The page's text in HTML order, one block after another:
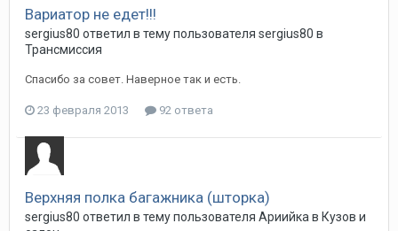
Вариатор не едет!!!
sergius80 ответил в тему пользователя sergius80 в
Трансмиссия
Спасибо за совет. Наверное так и есть.
23 февраля 2013 92 ответа
Верхняя полка багажника (шторка)
sergius80 ответил в тему пользователя Ариийка в Кузов и